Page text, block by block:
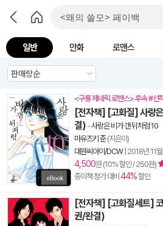
일반 만화 로맨스
<구룡 제네릭 로맨스> 후속 #선
[전자책] [고화질] 사랑
결) -사랑은 비가 갠 뒤처럼 10
마유즈키 준(지은이)
대원씨아이/DCW| 2018년 11월
4,500원 (10% 할인 / 250원)
종이책 정가 대비 44%할인
[전자책] [고화질세트]
권/완결)